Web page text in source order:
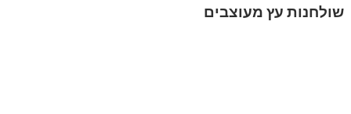
שולחנות עץ מעוצבים